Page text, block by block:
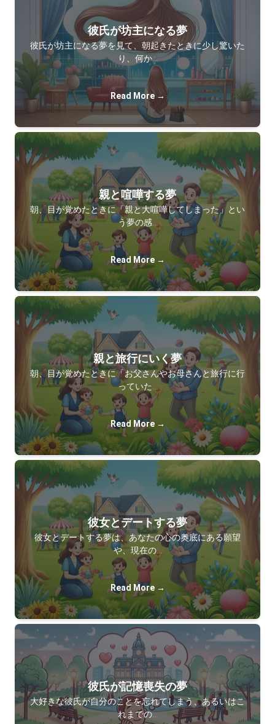
彼氏が坊主になる夢
彼氏が坊主になる夢を見て、朝起きたときに少し驚いた
り、何か…
Read More →
親と喧嘩する夢
朝、目が覚めたときに「親と大喧嘩してしまった」とい
う夢の感…
Read More →
親と旅行にいく夢
朝、目が覚めたときに「お父さんやお母さんと旅行に行
っていた…
Read More →
彼女とデートする夢
彼女とデートする夢は、あなたの心の奥底にある願望
や、現在の…
Read More →
彼氏が記憶喪失の夢
大好きな彼氏が自分のことを忘れてしまう、あるいはこ
れまでの…